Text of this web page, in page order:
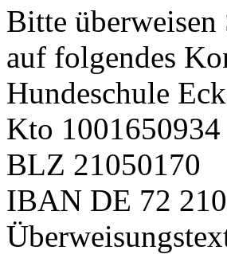
Bitte
auf folgendes
Hundeschule
Kto 1001650934
BLZ 21050170
IBAN DE 72